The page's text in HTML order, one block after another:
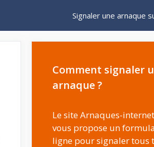
Signaler une arnaque
Comment signaler
arnaque ?
Le site Arnaques-
vous propose un
ligne pour signaler tous